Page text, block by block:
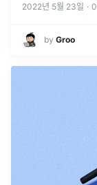
2022년 5월 23일 · 0
by Groo